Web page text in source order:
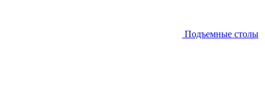
Подъемные столы